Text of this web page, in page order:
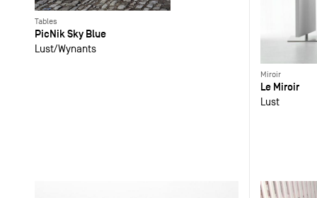
Tables
PicNik Sky Blue
Lust Wynants
Miroir
Le Miroir
Lust